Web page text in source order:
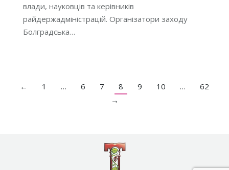
влади, науковців та керівників
райдержадміністрацій. Організатори заходу
Болградська…
← 1 … 6 7 8 9 10 …
62
→